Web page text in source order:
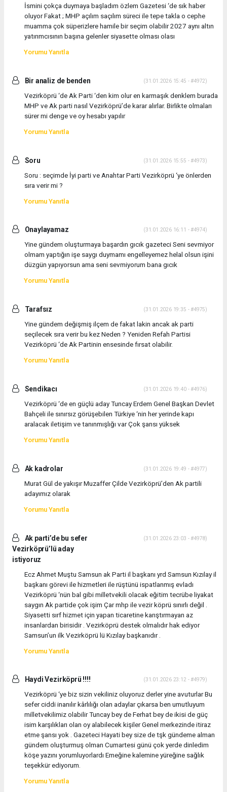
İsmini çokça duymaya başladım özlem Gazetesi ‘de sık haber
oluyor Fakat ; MHP açılım saçılım süreci ile tepe takla o cephe
muamma çok süperizlere hamile bir seçim olabilir 2027 aynı altın
yatırımcısının başına gelenler siyasette olması olası
Yorumu Yanıtla
Bir analiz de benden (31.01.2026 15:45 - #4972)
Vezirköprü ‘de Ak Parti ‘den kim olur en karmaşık denklem burada
MHP ve Ak parti nasıl Vezirköprü’de karar alırlar. Birlikte olmaları
sürer mi denge ve oy hesabı yapılır
Yorumu Yanıtla
Soru (31.01.2026 15:55 - #4973)
Soru : seçimde İyi parti ve Anahtar Parti Vezirköprü ‘ye önlerden
sıra verir mi ?
Yorumu Yanıtla
Onaylayamaz (31.01.2026 16:11 - #4974)
Yine gündem oluşturmaya başardın gıcık gazeteci Seni sevmiyor
olmam yaptığın işe saygı duymamı engelleyemez helal olsun işini
düzgün yapıyorsun ama seni sevmiyorum bana gıcık
Yorumu Yanıtla
Tarafsız (31.01.2026 19:35 - #4975)
Yine gündem değişmiş ilçem de fakat lakin ancak ak parti
seçilecek sıra verir bu kez Neden ? Yeniden Refah Partisi
Vezirköprü ‘de Ak Partinin ensesinde fırsat olabilir.
Yorumu Yanıtla
Sendikacı (31.01.2026 19:40 - #4976)
Vezirköprü ‘de en güçlü aday Tuncay Erdem Genel Başkan Devlet
Bahçeli ile sınırsız görüşebilen Türkiye ‘nin her yerinde kapı
aralacak iletişim ve tanınmışlığı var Çok şansı yüksek
Yorumu Yanıtla
Ak kadrolar (31.01.2026 19:49 - #4977)
Murat Gül de yakışır Muzaffer Çilde Vezirköprü’den Ak partili
adayımız olarak
Yorumu Yanıtla
Ak parti’de bu sefer
Vezirköprü’lü aday
istiyoruz
(31.01.2026 23:03 - #4978)
Ecz Ahmet Muştu Samsun ak Parti il başkanı yrd Samsun Kızılay il
başkanı görevi ile hizmetleri ile rüştünü ispatlanmış evladı
Vezirköprü ‘nün bal gibi milletvekili olacak eğitim tecrübe liyakat
saygın Ak partide çok işim Çar mhp ile vezir köprü sınırlı değil .
Siyasetti sırf hizmet için yapan ticaretine karıştırmayan az
insanlardan birisidir . Vezirköprü destek olmalıdır hak ediyor
Samsun’un ilk Vezirköprü lü Kızılay başkanıdır .
Yorumu Yanıtla
Haydi Vezirköprü !!!! (31.01.2026 23:12 - #4979)
Vezirköprü ‘ye biz sizin vekiliniz oluyoruz derler yine avuturlar Bu
sefer ciddi inanılır kârlılığı olan adaylar çıkarsa ben umutluyum
milletvekilimiz olabilir Tuncay bey de Ferhat bey de ikisi de güç
isim karşılıkları olan oy alabilecek kişiler Genel merkezinde itiraz
etme şansı yok . Gazeteci Hayati bey size de tşk gündeme alman
gündem oluşturmuş olman Cumartesi günü çok yerde dinledim
köşe yazını yorumluyorlardı Emeğine kalemine yüreğine sağlık
teşekkür ediyorum.
Yorumu Yanıtla